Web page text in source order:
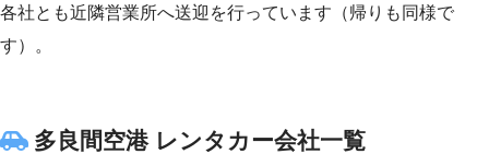
各社とも近隣営業所へ送迎を行っています（帰りも同様で
す）。
多良間空港 レンタカー会社一覧